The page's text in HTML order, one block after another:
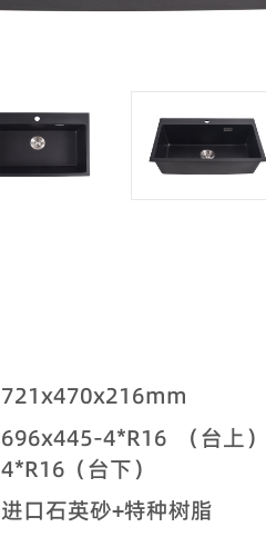
721x470x216mm
696x445-4*R16 （台上
4*R16（台下）
进口石英砂+特种树脂